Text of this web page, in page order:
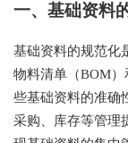
一、基础资料
基础资料的规范化
物料清单（BOM
些基础资料的准确
采购、库存等管理